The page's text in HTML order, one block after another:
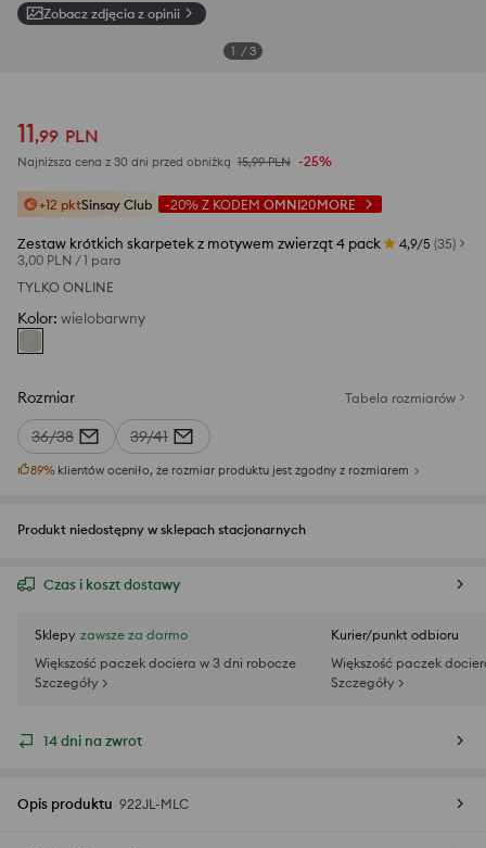
Zobacz zdjęcia z opinii
1 / 3
11,99 PLN
Najniższa cena z 30 dni przed obniżką 15,99 PLN -25%
+12 pktSinsay Club -20% Z KODEM OMNI20MORE
Zestaw krótkich skarpetek z motywem zwierząt 4 pack
3,00 PLN /1 para
4,9/5 (35)
TYLKO ONLINE
Kolor: wielobarwny
Rozmiar Tabela rozmiarów
36/38 39/41
89% klientów oceniło, że rozmiar produktu jest zgodny z rozmiarem
Produkt niedostępny w sklepach stacjonarnych
Czas i koszt dostawy
Sklepy zawsze za darmo
Większość paczek dociera w 3 dni robocze
Szczegóły >
Kurier/punkt odbioru
Większość paczek
Szczegóły >
14 dni na zwrot
Opis produktu 922JL-MLC